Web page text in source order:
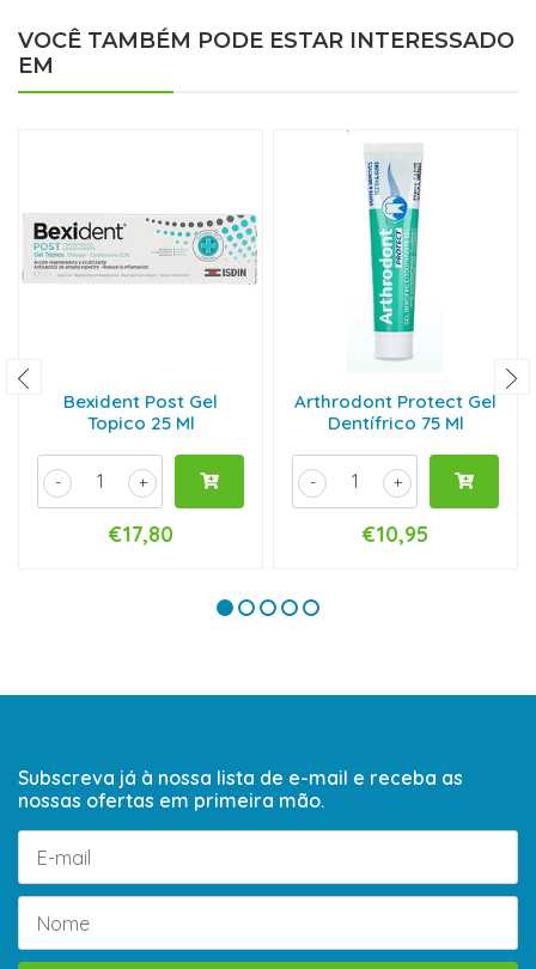
VOCÊ TAMBÉM PODE ESTAR INTERESSADO
EM
Bexident Post Gel
Topico 25 Ml
+
-
€17,80
Arthrodont Protect Gel
Dentífrico 75 Ml
+
-
€10,95
Subscreva já à nossa lista de e-mail e receba as
nossas ofertas em primeira mão.